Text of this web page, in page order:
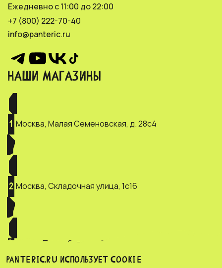
НАШИ МАГАЗИНЫ
1 Москва, Малая Семеновская, д. 28с4
2 Москва, Складочная улица, 1с16
Санкт-Петербург, ул. Зверинская, д.
2/5
Ежедневно с 11:00 до 22:00
+7 (800) 222-70-40
info@panteric.ru
PANTERIC.RU ИСПОЛЬЗУЕТ COOKIE